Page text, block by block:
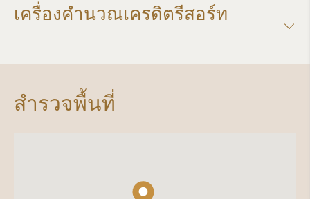
เครื่องคำนวณเครดิตรีสอร์ท​
สำรวจพื้นที่